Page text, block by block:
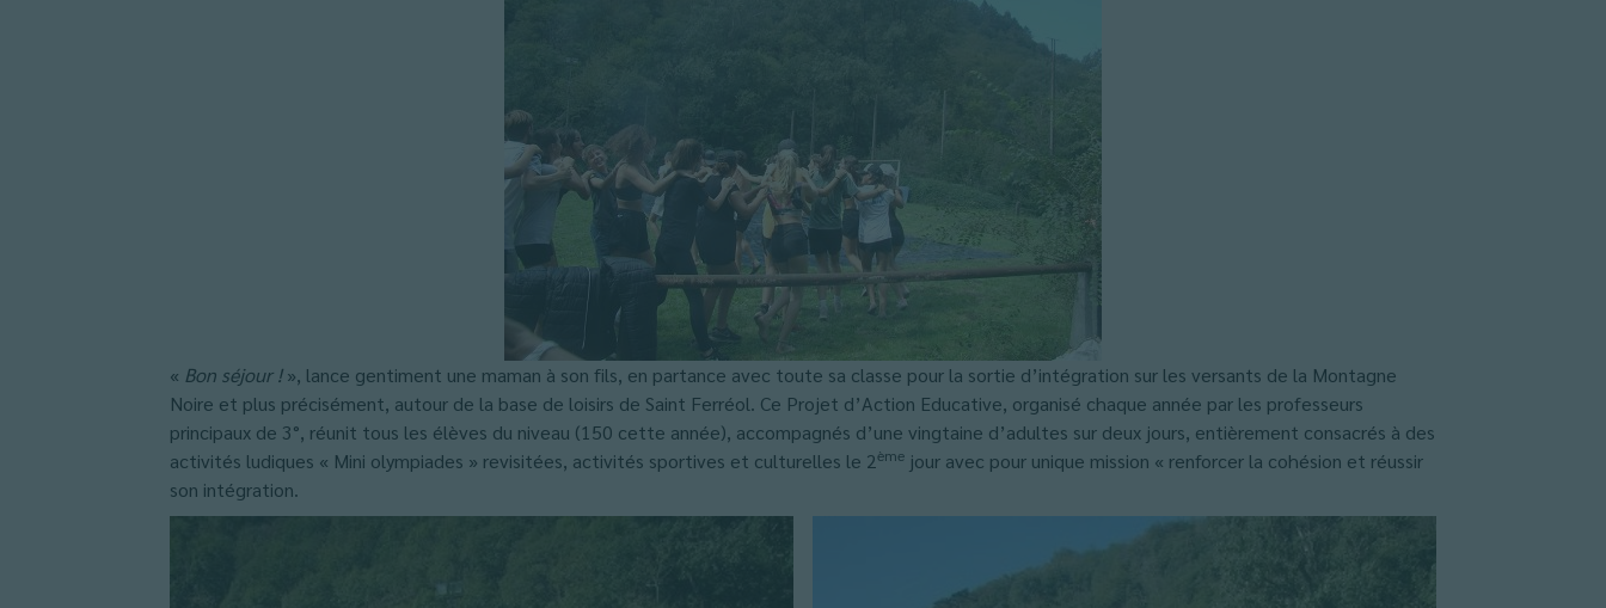
« Bon séjour !», lance gentiment une maman à son fils, en partance avec toute sa classe pour la sortie d’intégration sur les versants de la Montagne
Noire et plus précisément, autour de la base de loisirs de Saint Ferréol. Ce Projet d’Action Educative, organisé chaque année par les professeurs
principaux de 3°, réunit tous les élèves du niveau (150 cette année), accompagnés d’une vingtaine d’adultes sur deux jours, entièrement consacrés à des
activités ludiques « Mini olympiades » revisitées, activités sportives et culturelles le 2ème jour avec pour unique mission « renforcer la cohésion et réussir
son intégration.